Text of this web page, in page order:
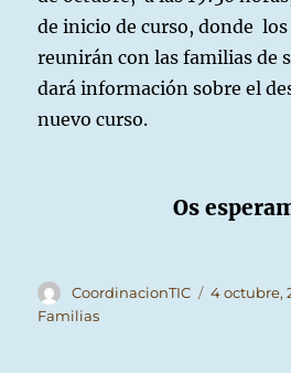
de inicio de curso, donde
reunirán con las familias de
dará información sobre el
nuevo curso.
Os
Autor
CoordinacionTIC
Publicado
4 octubre,
Familias